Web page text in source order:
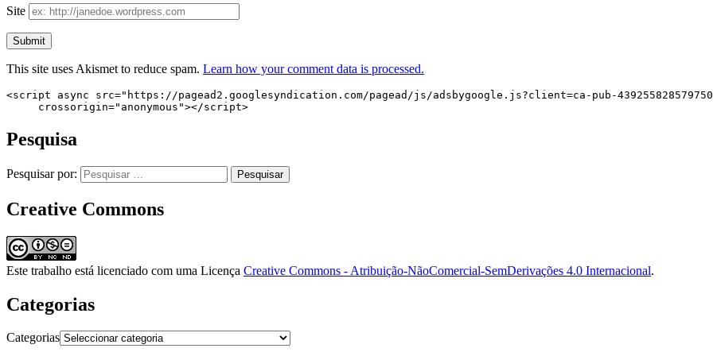
Site
This site uses Akismet to reduce spam. Learn how your comment data is processed.
<script async src="https://pagead2.googlesyndication.com/pagead/js/adsbygoogle.js?client=ca-pub-
     crossorigin="anonymous"></script>
Pesquisa
Pesquisar por:
Creative Commons
Este trabalho está licenciado com uma Licença Creative Commons - Atribuição-NãoComercial-SemDerivações 4.0 Internacional.
Categorias
Categorias